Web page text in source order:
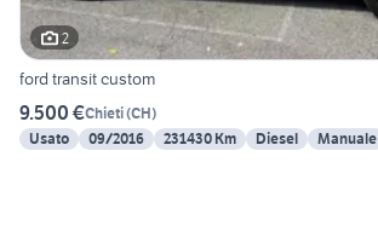
2
ford transit custom
9.500 €Chieti(CH)
Usato
09/2016 231430 Km Diesel Manuale